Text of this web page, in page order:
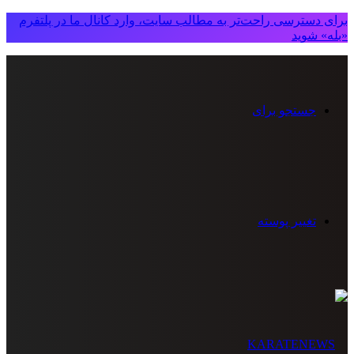
برای دسترسی راحت‌تر به مطالب سایت، وارد کانال ما در پلتفرم
«بله» شوید
جستجو برای
تغییر پوسته